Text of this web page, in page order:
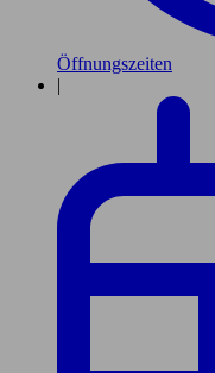
Öffnungszeiten
|